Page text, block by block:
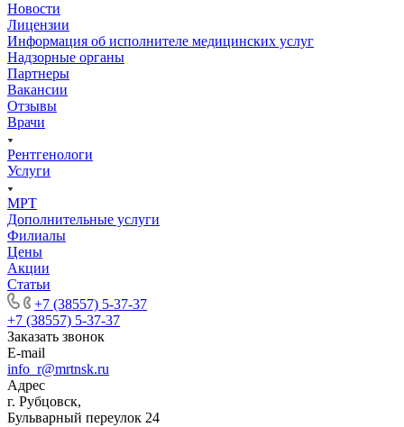
Новости
Лицензии
Информация об исполнителе медицинских услуг
Надзорные органы
Партнеры
Вакансии
Отзывы
Врачи
Рентгенологи
Услуги
МРТ
Дополнительные услуги
Филиалы
Цены
Акции
Статьи
+7 (38557) 5-37-37
+7 (38557) 5-37-37
Заказать звонок
E-mail
info_r@mrtnsk.ru
Адрес
г. Рубцовск,
Бульварный переулок 24